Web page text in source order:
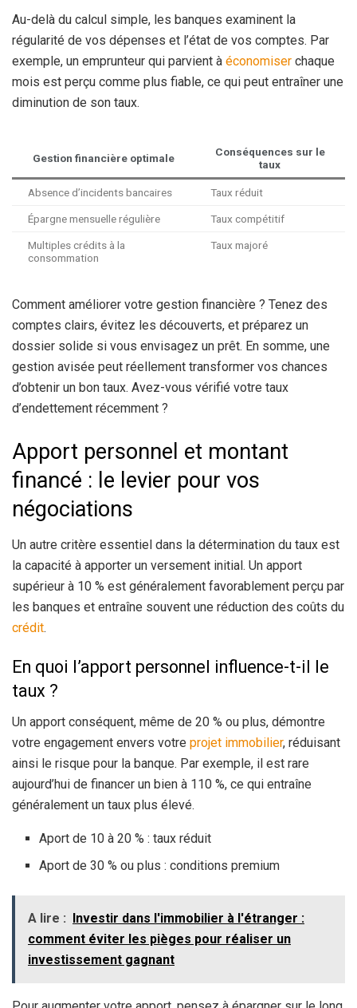
Au-delà du calcul simple, les banques examinent la
régularité de vos dépenses et l’état de vos comptes. Par
exemple, un emprunteur qui parvient à économiser chaque
mois est perçu comme plus fiable, ce qui peut entraîner une
diminution de son taux.
Gestion financière optimale
Conséquences sur le
taux
Absence d’incidents bancaires Taux réduit
Épargne mensuelle régulière Taux compétitif
Multiples crédits à la
consommation
Taux majoré
Comment améliorer votre gestion financière ? Tenez des
comptes clairs, évitez les découverts, et préparez un
dossier solide si vous envisagez un prêt. En somme, une
gestion avisée peut réellement transformer vos chances
d’obtenir un bon taux. Avez-vous vérifié votre taux
d’endettement récemment ?
Apport personnel et montant
financé : le levier pour vos
négociations
Un autre critère essentiel dans la détermination du taux est
la capacité à apporter un versement initial. Un apport
supérieur à 10 % est généralement favorablement perçu par
les banques et entraîne souvent une réduction des coûts du
crédit.
En quoi l’apport personnel influence-t-il le
taux ?
Un apport conséquent, même de 20 % ou plus, démontre
votre engagement envers votre projet immobilier, réduisant
ainsi le risque pour la banque. Par exemple, il est rare
aujourd’hui de financer un bien à 110 %, ce qui entraîne
généralement un taux plus élevé.
Aport de 10 à 20 % : taux réduit
Aport de 30 % ou plus : conditions premium
A lire : Investir dans l'immobilier à l'étranger :
comment éviter les pièges pour réaliser un
investissement gagnant